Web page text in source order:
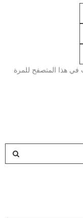
في هذا المتصفح للمرة